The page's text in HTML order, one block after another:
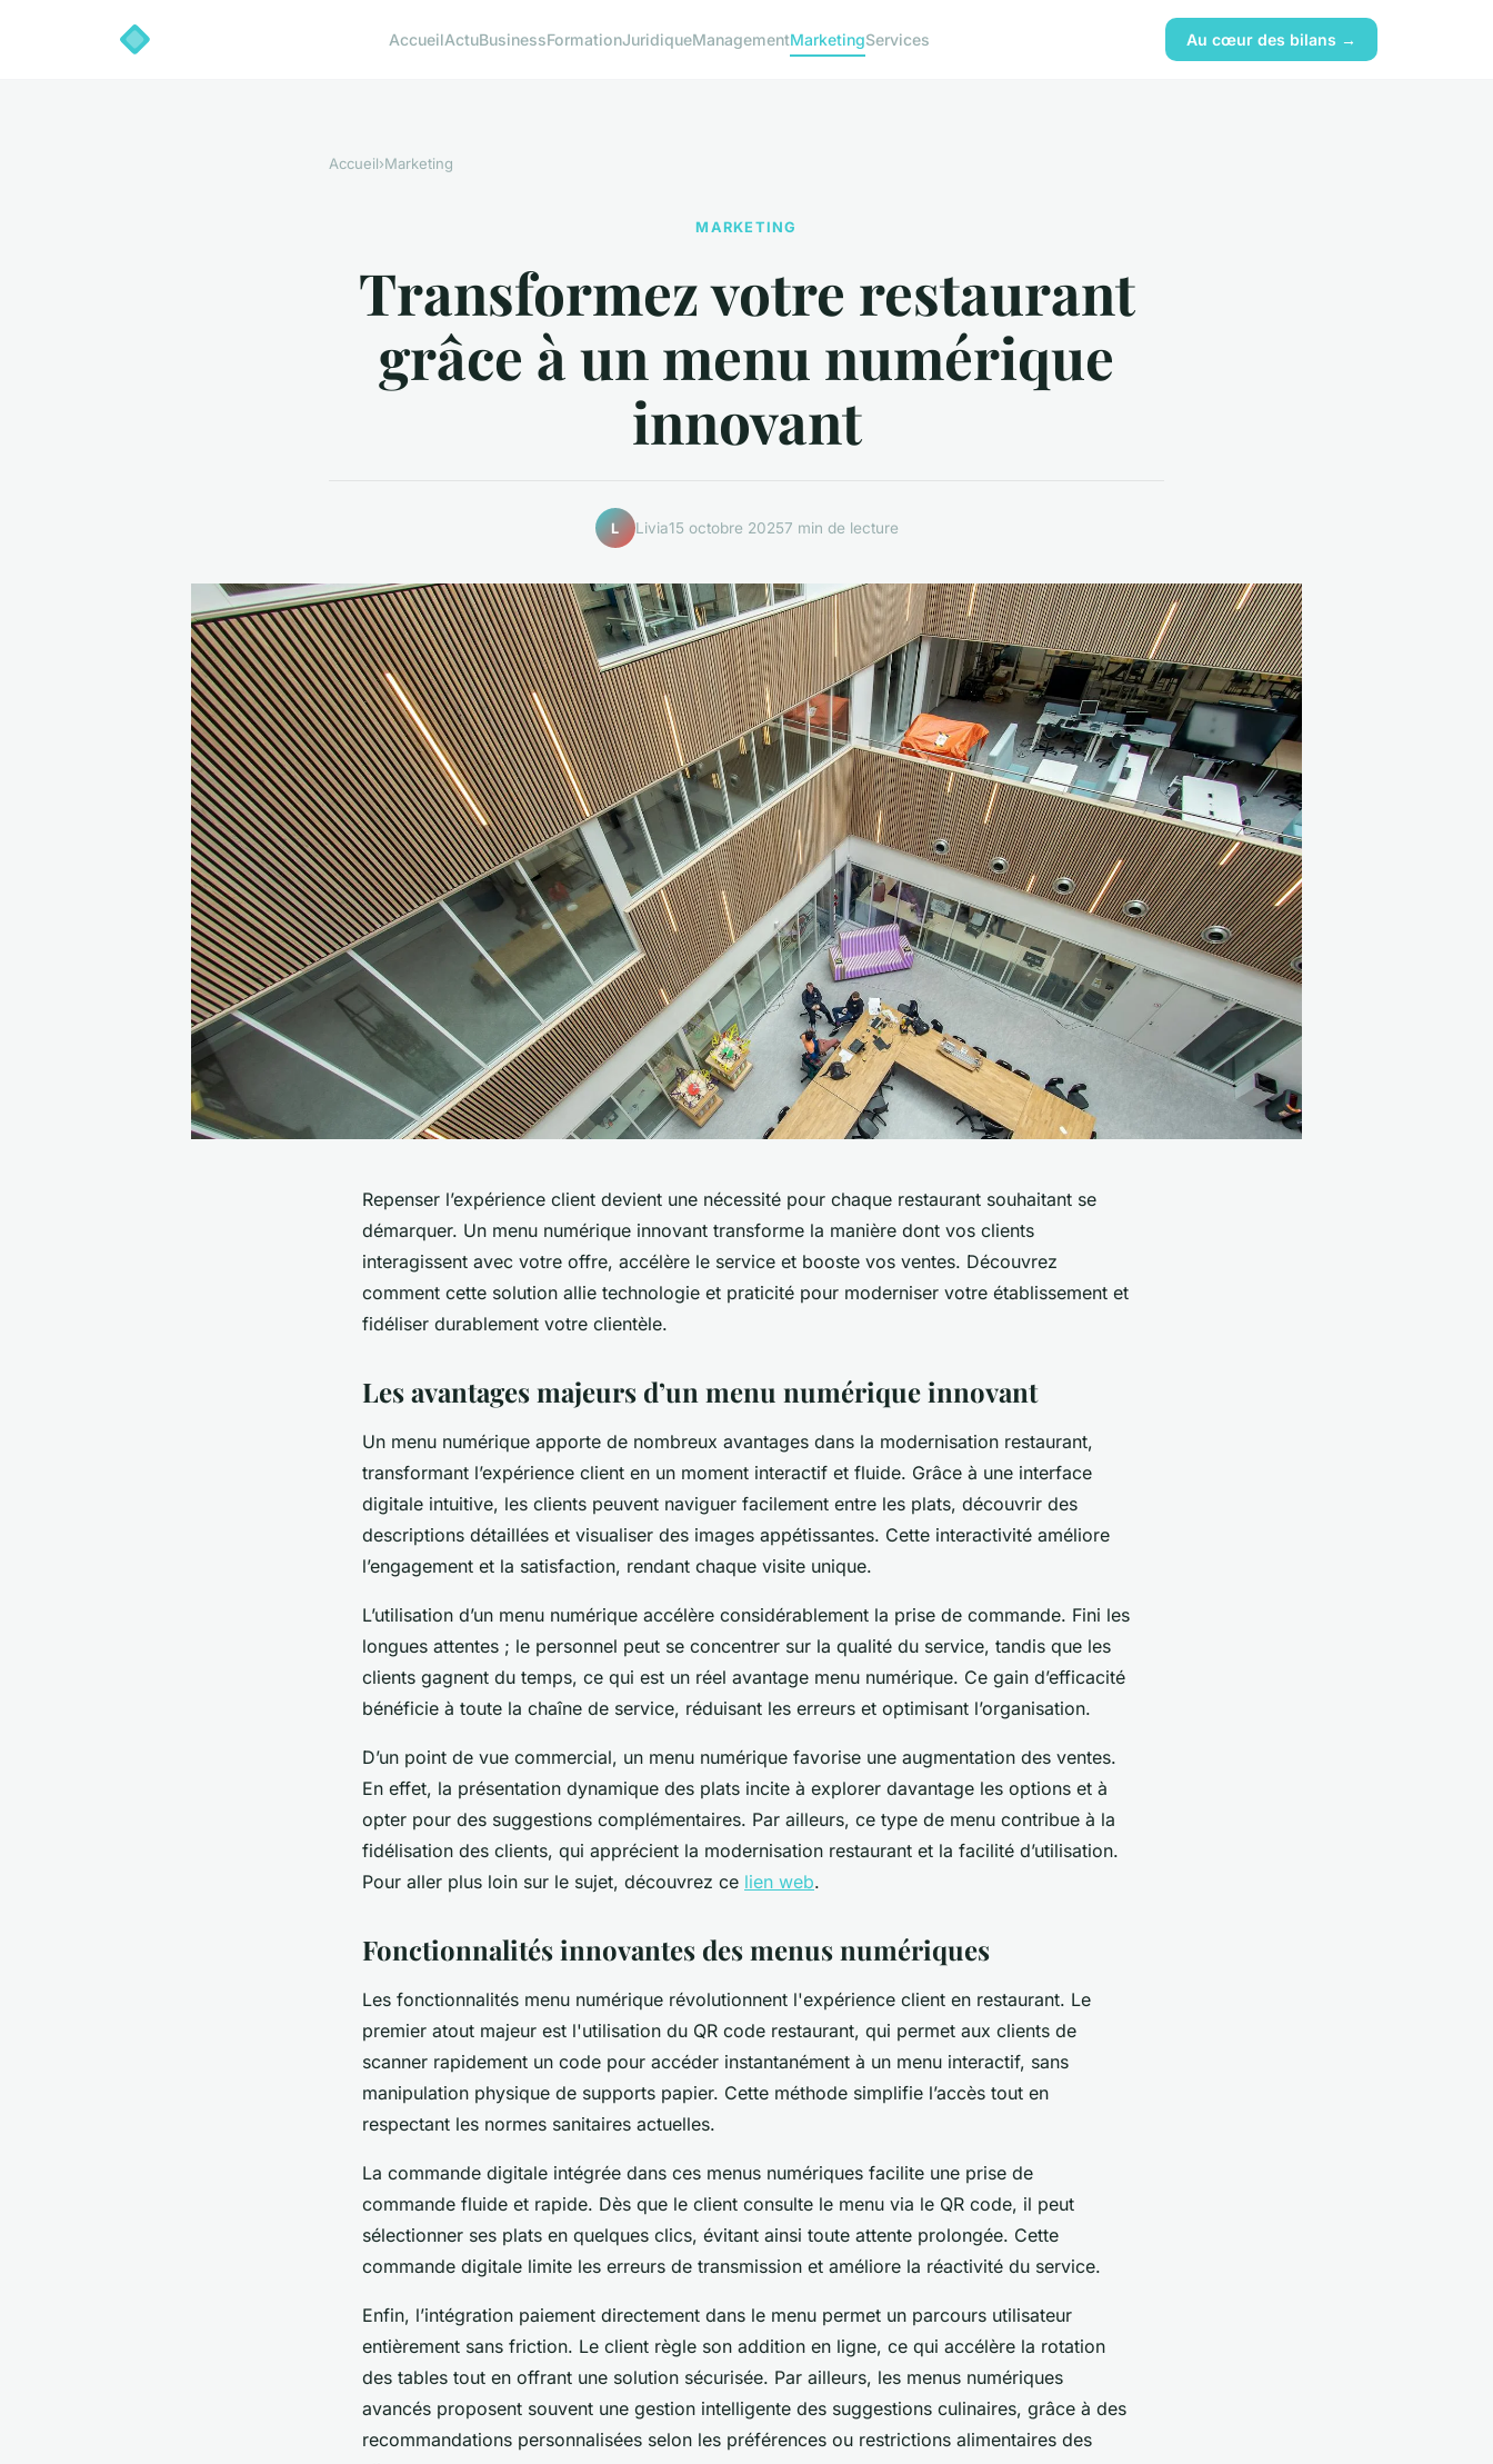
AccueilActuBusinessFormationJuridiqueManagementMarketingServices Au cœur des bilans →
Accueil›Marketing
MARKETING
Transformez votre restaurant
grâce à un menu numérique
innovant
L Livia15 octobre 20257 min de lecture
Repenser l’expérience client devient une nécessité pour chaque restaurant souhaitant se
démarquer. Un menu numérique innovant transforme la manière dont vos clients
interagissent avec votre offre, accélère le service et booste vos ventes. Découvrez
comment cette solution allie technologie et praticité pour moderniser votre établissement et
fidéliser durablement votre clientèle.
Les avantages majeurs d’un menu numérique innovant
Un menu numérique apporte de nombreux avantages dans la modernisation restaurant,
transformant l’expérience client en un moment interactif et fluide. Grâce à une interface
digitale intuitive, les clients peuvent naviguer facilement entre les plats, découvrir des
descriptions détaillées et visualiser des images appétissantes. Cette interactivité améliore
l’engagement et la satisfaction, rendant chaque visite unique.
L’utilisation d’un menu numérique accélère considérablement la prise de commande. Fini les
longues attentes ; le personnel peut se concentrer sur la qualité du service, tandis que les
clients gagnent du temps, ce qui est un réel avantage menu numérique. Ce gain d’efficacité
bénéficie à toute la chaîne de service, réduisant les erreurs et optimisant l’organisation.
D’un point de vue commercial, un menu numérique favorise une augmentation des ventes.
En effet, la présentation dynamique des plats incite à explorer davantage les options et à
opter pour des suggestions complémentaires. Par ailleurs, ce type de menu contribue à la
fidélisation des clients, qui apprécient la modernisation restaurant et la facilité d’utilisation.
Pour aller plus loin sur le sujet, découvrez ce lien web.
Fonctionnalités innovantes des menus numériques
Les fonctionnalités menu numérique révolutionnent l'expérience client en restaurant. Le
premier atout majeur est l'utilisation du QR code restaurant, qui permet aux clients de
scanner rapidement un code pour accéder instantanément à un menu interactif, sans
manipulation physique de supports papier. Cette méthode simplifie l’accès tout en
respectant les normes sanitaires actuelles.
La commande digitale intégrée dans ces menus numériques facilite une prise de
commande fluide et rapide. Dès que le client consulte le menu via le QR code, il peut
sélectionner ses plats en quelques clics, évitant ainsi toute attente prolongée. Cette
commande digitale limite les erreurs de transmission et améliore la réactivité du service.
Enfin, l’intégration paiement directement dans le menu permet un parcours utilisateur
entièrement sans friction. Le client règle son addition en ligne, ce qui accélère la rotation
des tables tout en offrant une solution sécurisée. Par ailleurs, les menus numériques
avancés proposent souvent une gestion intelligente des suggestions culinaires, grâce à des
recommandations personnalisées selon les préférences ou restrictions alimentaires des